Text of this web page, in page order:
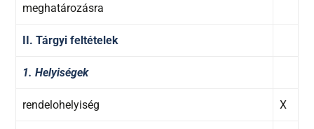
meghatározásra
II. Tárgyi feltételek
1. Helyiségek
rendelohelyiség X